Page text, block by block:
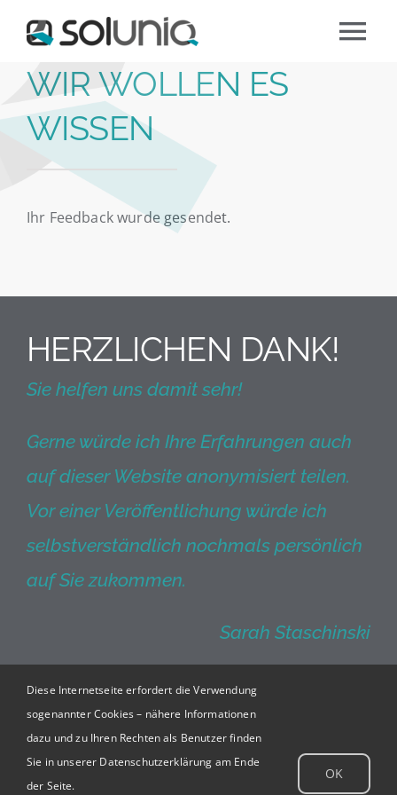
Inhalt
springen
Über soluniq
Jobs
WIR WOLLEN ES
WISSEN
Ihr Feedback wurde gesendet.
HERZLICHEN DANK!
Sie helfen uns damit sehr!
Gerne würde ich Ihre Erfahrungen auch
auf dieser Website anonymisiert teilen.
Vor einer Veröffentlichung würde ich
selbstverständlich nochmals persönlich
auf Sie zukommen.
Sarah Staschinski
Diese Internetseite erfordert die Verwendung
sogenannter Cookies – nähere Informationen
dazu und zu Ihren Rechten als Benutzer finden
Sie in unserer Datenschutzerklärung am Ende
der Seite.
OK